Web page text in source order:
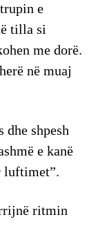
e
tilla si
me dorë.
në muaj
shpesh
e kanë
luftimet”.
ritmin